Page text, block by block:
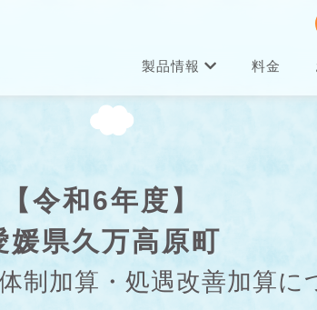
製品情報 料金
【令和6年度】
媛県久万高原町
制加算・処遇改善加算に